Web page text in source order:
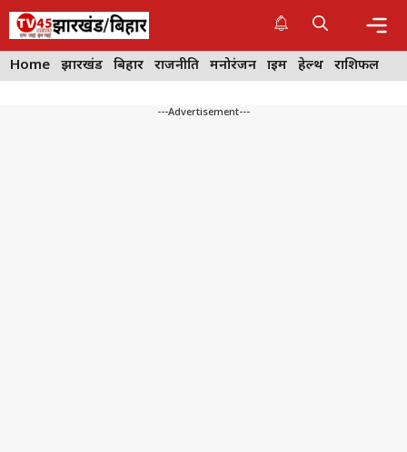
Skip
content
Home झारखंड बिहार राजनीति मनोरंजन क्राइम हेल्थ राशिफल
---Advertisement---